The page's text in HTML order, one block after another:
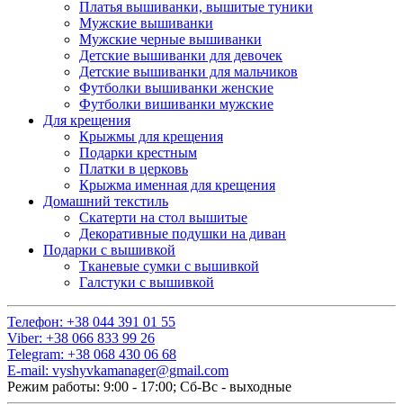
Платья вышиванки, вышитые туники
Мужские вышиванки
Мужские черные вышиванки
Детские вышиванки для девочек
Детские вышиванки для мальчиков
Футболки вышиванки женские
Футболки вишиванки мужские
Для крещения
Крыжмы для крещения
Подарки крестным
Платки в церковь
Крыжма именная для крещения
Домашний текстиль
Скатерти на стол вышитые
Декоративные подушки на диван
Подарки с вышивкой
Тканевые сумки с вышивкой
Галстуки с вышивкой
Телефон: +38 044 391 01 55
Viber: +38 066 833 99 26
Telegram: +38 068 430 06 68
E-mail: vyshyvkamanager@gmail.com
Режим работы: 9:00 - 17:00; Сб-Вс - выходные